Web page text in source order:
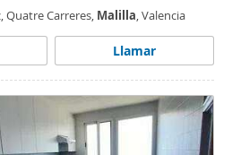
Quatre Carreres, Malilla, Valencia
Llamar